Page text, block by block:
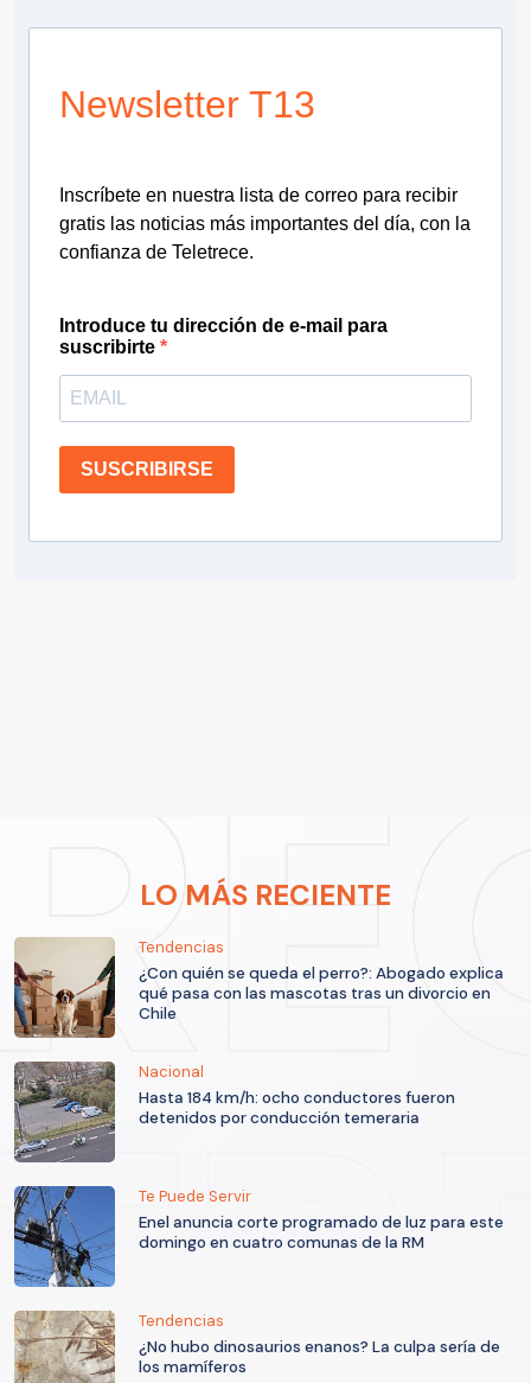
Newsletter T13
Inscríbete en nuestra lista de correo para recibir
gratis las noticias más importantes del día, con la
confianza de Teletrece.
Introduce tu dirección de e-mail para
suscribirte
SUSCRIBIRSE
LO MÁS RECIENTE
Tendencias
¿Con quién se queda el perro?: Abogado explica
qué pasa con las mascotas tras un divorcio en
Chile
Nacional
Hasta 184 km/h: ocho conductores fueron
detenidos por conducción temeraria
Te Puede Servir
Enel anuncia corte programado de luz para este
domingo en cuatro comunas de la RM
Tendencias
¿No hubo dinosaurios enanos? La culpa sería de
los mamíferos